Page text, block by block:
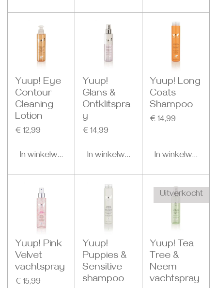
Yuup! Eye
Contour
Cleaning
Lotion
€ 12,99
In winkelwagen
Yuup!
Glans &
Ontklitspra
y
€ 14,99
In winkelwagen
Yuup! Long
Coats
Shampoo
€ 14,99
In winkelwagen
Yuup! Pink
Velvet
vachtspray
€ 15,99
Yuup!
Puppies &
Sensitive
shampoo
Uitverkocht
Yuup! Tea
Tree &
Neem
vachtspray